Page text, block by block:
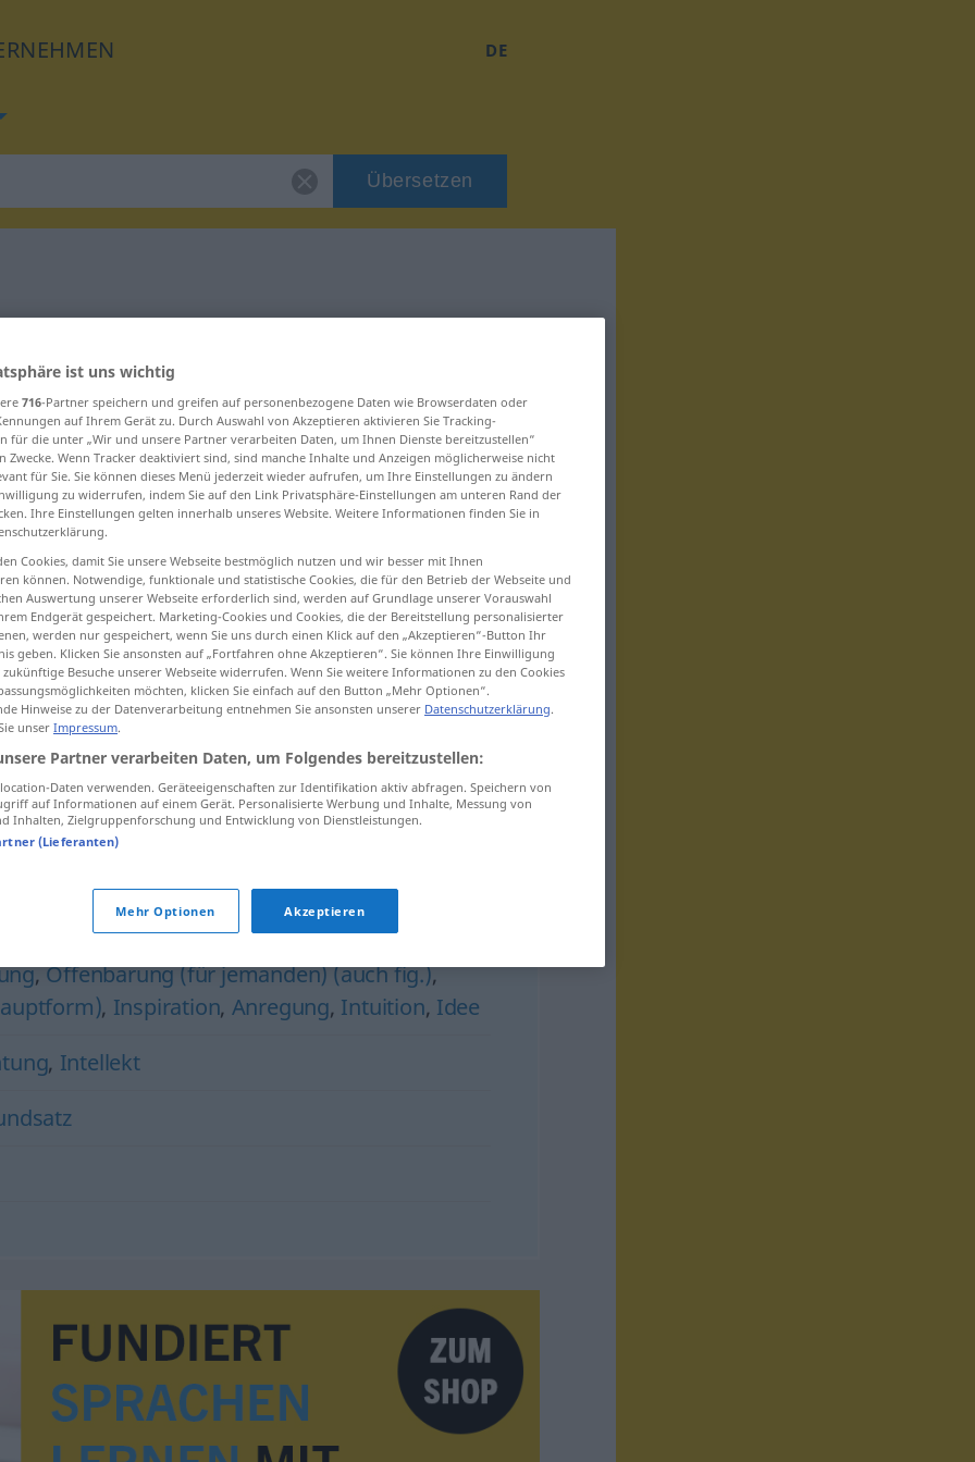
DE
Übersetzen
für "Erkenntnis"
(2)
Beobachtung,Aufzeichnung
,Offenbarung (für jemanden) (auch fig.),
, Inspiration, Anregung, Intuition, Idee
, Intellekt
ist uns wichtig
716-Partner speichern und greifen auf personenbezogene Daten wie Browserdaten oder
auf Ihrem Gerät zu. Durch Auswahl von Akzeptieren aktivieren Sie Tracking-
für die unter „Wir und unsere Partner verarbeiten Daten, um Ihnen Dienste bereitzustellen“
Zwecke. Wenn Tracker deaktiviert sind, sind manche Inhalte und Anzeigen möglicherweise nicht
für Sie. Sie können dieses Menü jederzeit wieder aufrufen, um Ihre Einstellungen zu ändern
zu widerrufen, indem Sie auf den Link Privatsphäre-Einstellungen am unteren Rand der
Ihre Einstellungen gelten innerhalb unseres Website. Weitere Informationen finden Sie in
Cookies, damit Sie unsere Webseite bestmöglich nutzen und wir besser mit Ihnen
können. Notwendige, funktionale und statistische Cookies, die für den Betrieb der Webseite und
Auswertung unserer Webseite erforderlich sind, werden auf Grundlage unserer Vorauswahl
Endgerät gespeichert. Marketing-Cookies und Cookies, die der Bereitstellung personalisierter
werden nur gespeichert, wenn Sie uns durch einen Klick auf den „Akzeptieren“-Button Ihr
geben. Klicken Sie ansonsten auf „Fortfahren ohne Akzeptieren“. Sie können Ihre Einwilligung
Besuche unserer Webseite widerrufen. Wenn Sie weitere Informationen zu den Cookies
möchten, klicken Sie einfach auf den Button „Mehr Optionen“.
Hinweise zu der Datenverarbeitung entnehmen Sie ansonsten unserer Datenschutzerklärung.
unser Impressum.
Partner verarbeiten Daten, um Folgendes bereitzustellen:
Daten verwenden. Geräteeigenschaften zur Identifikation aktiv abfragen. Speichern von
auf Informationen auf einem Gerät. Personalisierte Werbung und Inhalte, Messung von
Inhalten, Zielgruppenforschung und Entwicklung von Dienstleistungen.
(Lieferanten)
Mehr Optionen Akzeptieren